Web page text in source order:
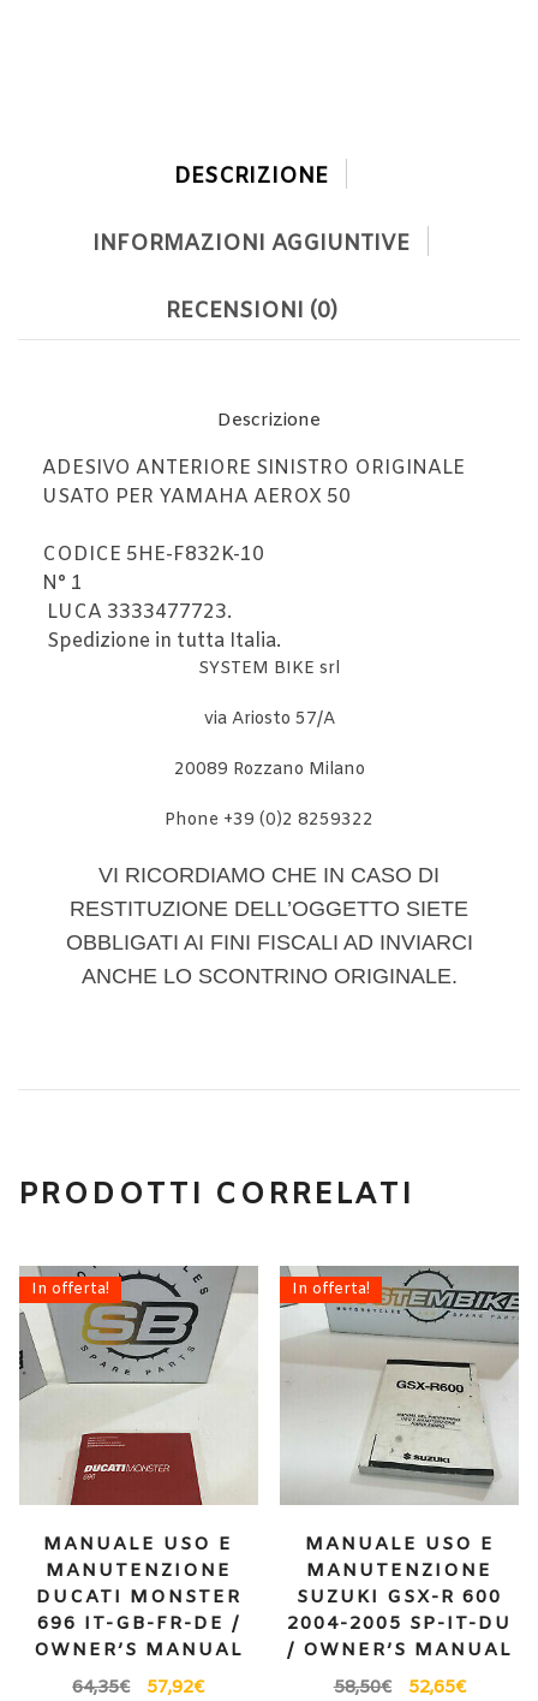
DESCRIZIONE
INFORMAZIONI AGGIUNTIVE
RECENSIONI (0)
Descrizione
ADESIVO ANTERIORE SINISTRO ORIGINALE
USATO PER YAMAHA AEROX 50
CODICE 5HE-F832K-10
N° 1
LUCA 3333477723.
Spedizione in tutta Italia.
SYSTEM BIKE srl
via Ariosto 57/A
20089 Rozzano Milano
Phone +39 (0)2 8259322
VI RICORDIAMO CHE IN CASO DI
RESTITUZIONE DELL’OGGETTO SIETE
OBBLIGATI AI FINI FISCALI AD INVIARCI
ANCHE LO SCONTRINO ORIGINALE.
PRODOTTI CORRELATI
In offerta!
MANUALE USO E
MANUTENZIONE
DUCATI MONSTER
696 IT-GB-FR-DE /
OWNER’S MANUAL
64,35€ 57,92€
In offerta!
MANUALE USO E
MANUTENZIONE
SUZUKI GSX-R 600
2004-2005 SP-IT-DU
/ OWNER’S MANUAL
58,50€ 52,65€